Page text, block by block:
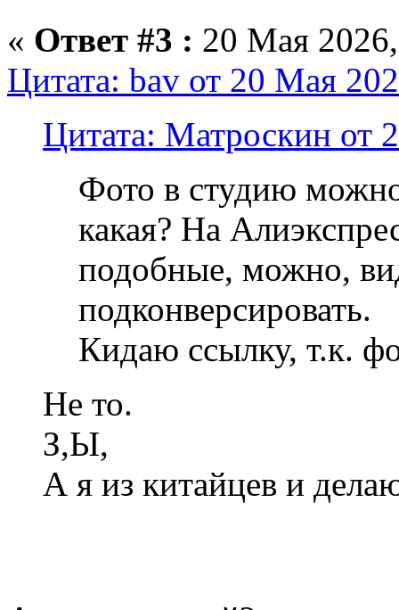
« Ответ #3 : 20 Мая
Цитата: bav от 20 Мая
Цитата: Матроскин от
Фото в студию
какая? На
подобные, можно,
подконверсировать.
Кидаю ссылку, т.к.
Не то.
З,Ы,
А я из китайцев и